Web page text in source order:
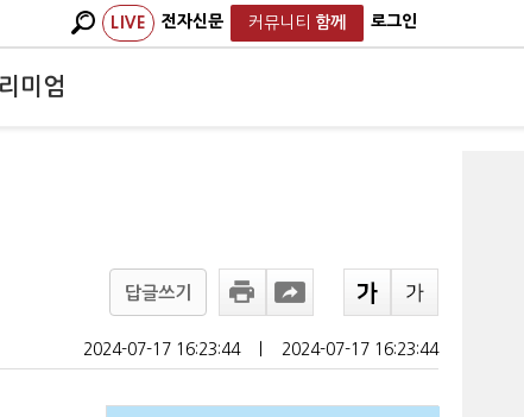
LIVE 전자신문 커뮤니티 함께 로그인
미엄
답글쓰기
2024-07-17 16:23:44 2024-07-17 16:23:44